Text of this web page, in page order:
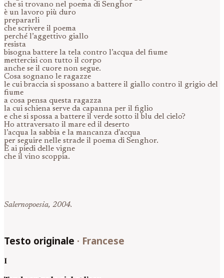
che si trovano nel poema di Senghor
è un lavoro più duro
prepararli
che scrivere il poema
perché l’aggettivo giallo
resista
bisogna battere la tela contro l’acqua del fiume
mettercisi con tutto il corpo
anche se il cuore non segue.
Cosa sognano le ragazze
le cui braccia si spossano a battere il giallo contro il grigio del
fiume
a cosa pensa questa ragazza
la cui schiena serve da capanna per il figlio
e che si spossa a battere il verde sotto il blu del cielo?
Ho attraversato il mare ed il deserto
l’acqua la sabbia e la mancanza d’acqua
per seguire nelle strade il poema di Senghor.
È ai piedi delle vigne
che il vino scoppia.
Salernopoesia, 2004.
Testo originale · Francese
I